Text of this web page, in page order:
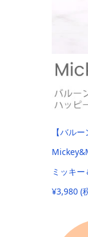
【バルー
ミッキ
¥3,980 (